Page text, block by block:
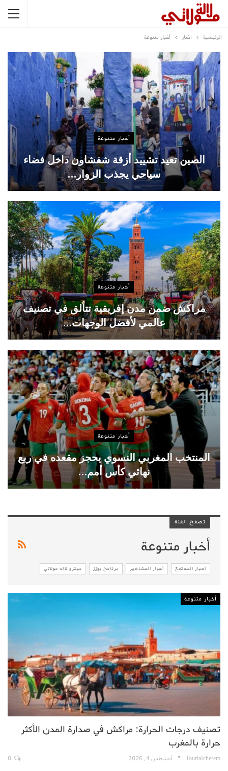
الرئيسية اخبار أخبار متنوعة
أخبار متنوعة
الصين تعيد تشييد أزقة شفشاون داخل فضاء
سياحي يجذب الزوار…
أخبار متنوعة
مراكش ضمن مدن إفريقية تتألق في تصنيف
عالمي لأفضل الوجهات…
أخبار متنوعة
المنتخب المغربي النسوي يحجز مقعده في ربع
نهائي كأس أمم…
تصفح الفئة
أخبار متنوعة
أخبار المجتمع أخبار المشاهير برنامج بوزز ميكرو لالة مولاتي
أخبار متنوعة
تصنيف درجات الحرارة: مراكش في صدارة المدن الأكثر
حرارة بالمغرب
TouriaIcherem أغسطس 4, 2026